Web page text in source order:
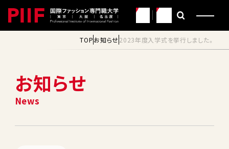
JP EN
お知らせ
TOPお知らせ2023年度入学式を挙行しました。